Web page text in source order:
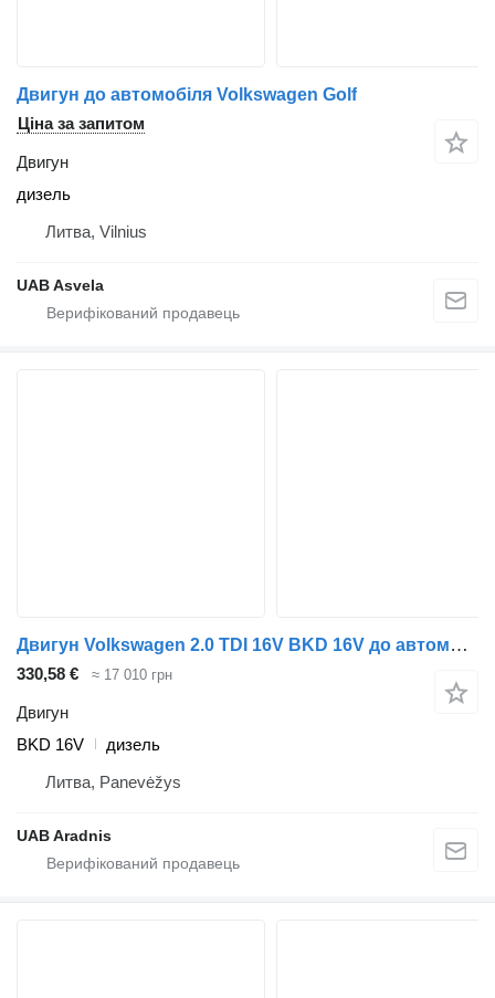
Двигун до автомобіля Volkswagen Golf
Ціна за запитом
Двигун
дизель
Литва, Vilnius
UAB Asvela
Двигун Volkswagen 2.0 TDI 16V BKD 16V до автомобіля Volkswagen TOURAN (1T1, 1T2)
330,58 € ≈ 17 010 грн
Двигун
BKD 16V
дизель
Литва, Panevėžys
UAB Aradnis